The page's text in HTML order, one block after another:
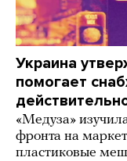
Украина
помогает
«Медуза»
фронта на
пластиковые